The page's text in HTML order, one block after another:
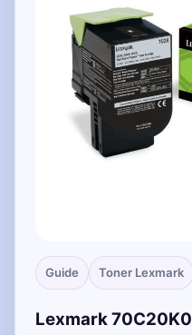
Guide Toner Lexmark
Lexmark 70C20K0